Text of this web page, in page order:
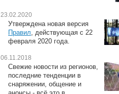
23.02.2020
Утверждена новая версия
Правил, действующая с 22
февраля 2020 года.
06.11.2018
Свежие новости из регионов,
последние тенденции в
снаряжении, общение и